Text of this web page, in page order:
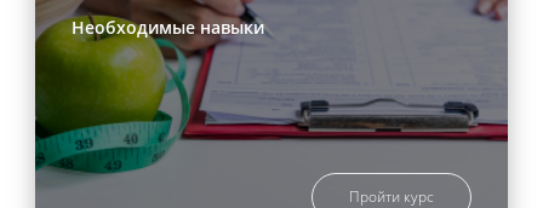
Необходимые навыки
Пройти курс